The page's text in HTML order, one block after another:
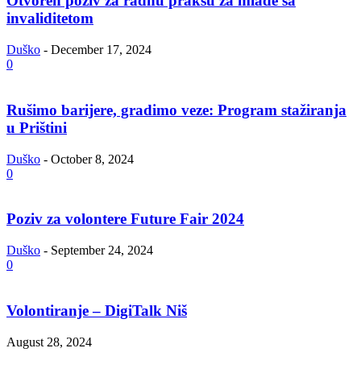
invaliditetom
Duško - December 17, 2024
0
Rušimo barijere, gradimo veze: Program stažiranja
u Prištini
Duško - October 8, 2024
0
Poziv za volontere Future Fair 2024
Duško - September 24, 2024
0
Volontiranje – DigiTalk Niš
August 28, 2024